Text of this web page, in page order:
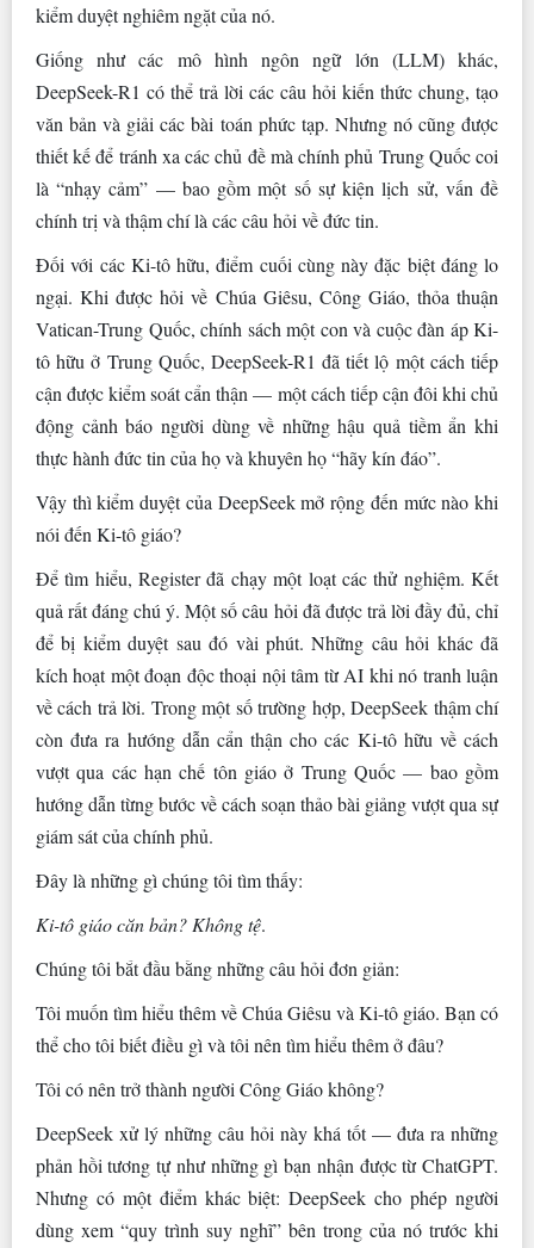
kiểm duyệt nghiêm ngặt của nó.
Giống như các mô hình ngôn ngữ lớn (LLM) khác,
DeepSeek-R1 có thể trả lời các câu hỏi kiến thức chung, tạo
văn bản và giải các bài toán phức tạp. Nhưng nó cũng được
thiết kế để tránh xa các chủ đề mà chính phủ Trung Quốc coi
là “nhạy cảm” — bao gồm một số sự kiện lịch sử, vấn đề
chính trị và thậm chí là các câu hỏi về đức tin.
Đối với các Ki-tô hữu, điểm cuối cùng này đặc biệt đáng lo
ngại. Khi được hỏi về Chúa Giêsu, Công Giáo, thỏa thuận
Vatican-Trung Quốc, chính sách một con và cuộc đàn áp Ki-
tô hữu ở Trung Quốc, DeepSeek-R1 đã tiết lộ một cách tiếp
cận được kiểm soát cẩn thận — một cách tiếp cận đôi khi chủ
động cảnh báo người dùng về những hậu quả tiềm ẩn khi
thực hành đức tin của họ và khuyên họ “hãy kín đáo”.
Vậy thì kiểm duyệt của DeepSeek mở rộng đến mức nào khi
nói đến Ki-tô giáo?
Để tìm hiểu, Register đã chạy một loạt các thử nghiệm. Kết
quả rất đáng chú ý. Một số câu hỏi đã được trả lời đầy đủ, chỉ
để bị kiểm duyệt sau đó vài phút. Những câu hỏi khác đã
kích hoạt một đoạn độc thoại nội tâm từ AI khi nó tranh luận
về cách trả lời. Trong một số trường hợp, DeepSeek thậm chí
còn đưa ra hướng dẫn cẩn thận cho các Ki-tô hữu về cách
vượt qua các hạn chế tôn giáo ở Trung Quốc — bao gồm
hướng dẫn từng bước về cách soạn thảo bài giảng vượt qua sự
giám sát của chính phủ.
Đây là những gì chúng tôi tìm thấy:
Ki-tô giáo căn bản? Không tệ.
Chúng tôi bắt đầu bằng những câu hỏi đơn giản:
Tôi muốn tìm hiểu thêm về Chúa Giêsu và Ki-tô giáo. Bạn có
thể cho tôi biết điều gì và tôi nên tìm hiểu thêm ở đâu?
Tôi có nên trở thành người Công Giáo không?
DeepSeek xử lý những câu hỏi này khá tốt — đưa ra những
phản hồi tương tự như những gì bạn nhận được từ ChatGPT.
Nhưng có một điểm khác biệt: DeepSeek cho phép người
dùng xem “quy trình suy nghĩ” bên trong của nó trước khi